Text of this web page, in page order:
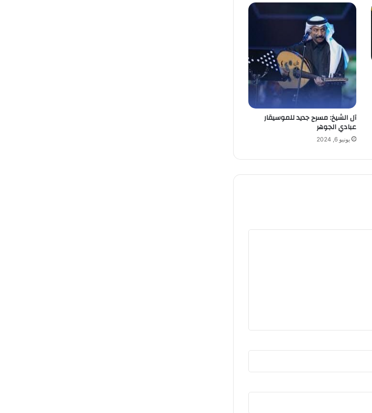
آل الشيخ: مسرح جديد للموسيقار
عبادي الجوهر
يونيو 6, 2024